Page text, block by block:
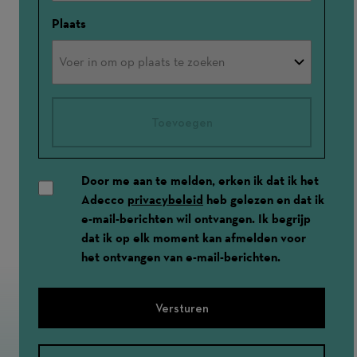
Plaats
Door me aan te melden, erken ik dat ik het
Adecco privacybeleid heb gelezen en dat ik
e-mail-berichten wil ontvangen. Ik begrijp
dat ik op elk moment kan afmelden voor
het ontvangen van e-mail-berichten.
Versturen